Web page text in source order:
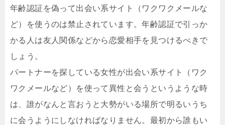
年齢認証を偽って出会い系サイト（ワクワクメールな
ど）を使うのは禁止されています。年齢認証で引っか
かる人は友人関係などから恋愛相手を見つけるべきで
しょう。
パートナーを探している女性が出会い系サイト（ワク
ワクメールなど）を使って異性と会うというような時
は、誰がなんと言おうと大勢がいる場所で明るいうち
に会うようにしなければなりません。最初から誰もい